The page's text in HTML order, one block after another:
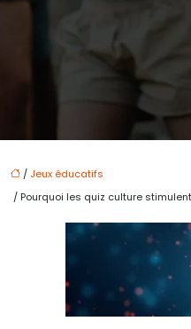
/ Jeux éducatifs
/ Pourquoi les quiz culture